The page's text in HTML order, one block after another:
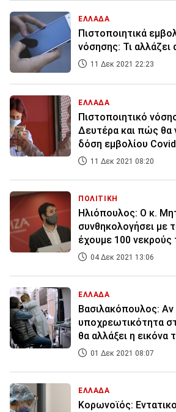
ΕΛΛΑΔΑ
Πιστοποιητικά
νόσησης: Τι
11 Δεκ 2021 22:23
ΕΛΛΑΔΑ
Πιστοποιητικό
Δευτέρα και πώς θα
δόση εμβολίου
11 Δεκ 2021 08:20
ΠΟΛΙΤΙΚΗ
Ηλιόπουλος: Ο κ.
συνθηκολογήσει με
έχουμε 100 νεκρούς
04 Δεκ 2021 13:06
ΕΛΛΑΔΑ
Βασιλακόπουλος:
υποχρεωτικότητα
θα αλλάξει η εικόνα
01 Δεκ 2021 08:07
ΕΛΛΑΔΑ
Κορωνοϊός: